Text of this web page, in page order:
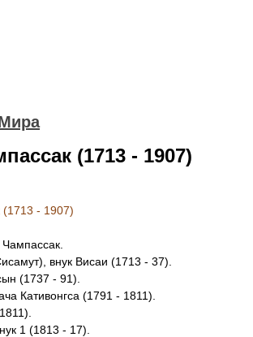
(1713 - 1907)
(1713 - 1907)
внук Висаи (1713 - 37).
(1737 - 91).
Кативонгса (1791 - 1811).
1 (1813 - 17).